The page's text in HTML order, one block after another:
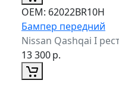
ОЕМ: 62022BR10H
Бампер передний
Nissan Qashqai I
13 300р.